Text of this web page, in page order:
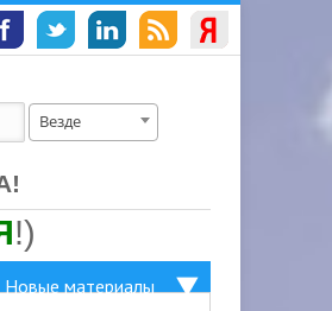
Везде
!)
Новые материалы